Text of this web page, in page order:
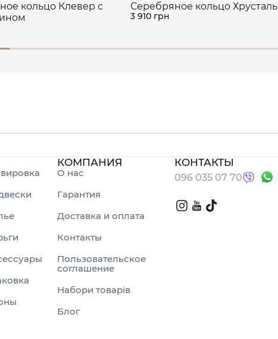
кольцо Клевер с
Серебряное кольцо Хрусталь
3 910 грн
КОМПАНИЯ
О нас
Гарантия
Доставка и оплата
Контакты
Пользовательское
соглашение
Набори товарів
Блог
КОНТАКТЫ
096 035 07 70